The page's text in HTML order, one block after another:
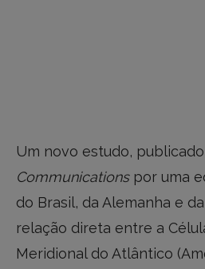
Um novo estudo,
Communicationspor uma
do Brasil, da Alemanha e
relação direta entre a
Meridional do Atlântico